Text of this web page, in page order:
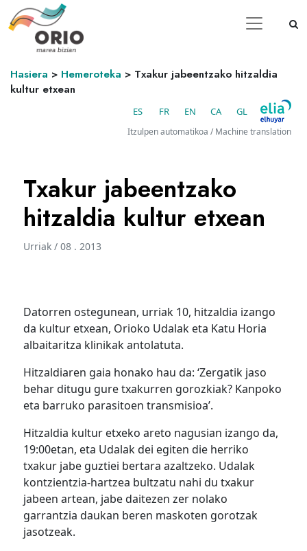
Hasiera > Hemeroteka > Txakur jabeentzako hitzaldia
kultur etxean
ES FR EN CA GL
Itzulpen automatikoa / Machine translation
Txakur jabeentzako
hitzaldia kultur etxean
Urriak / 08 . 2013
Datorren ostegunean, urriak 10, hitzaldia izango
da kultur etxean, Orioko Udalak eta Katu Horia
albaitaritza klinikak antolatuta.
Hitzaldiaren gaia honako hau da: ‘Zergatik jaso
behar ditugu gure txakurren gorozkiak? Kanpoko
eta barruko parasitoen transmisioa’.
Hitzaldia kultur etxeko areto nagusian izango da,
19:00etan, eta Udalak dei egiten die herriko
txakur jabe guztiei bertara azaltzeko. Udalak
kontzientzia-hartzea bultzatu nahi du txakur
jabeen artean, jabe daitezen zer nolako
garrantzia daukan beren maskoten gorotzak
jasotzeak.